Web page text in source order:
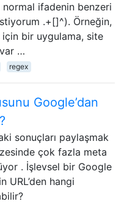
normal ifadenin benzeri
.+[]^). Örneğin,
bir uygulama, site
…
regex
Google’dan
sonuçları paylaşmak
çok fazla meta
. İşlevsel bir Google
URL’den hangi